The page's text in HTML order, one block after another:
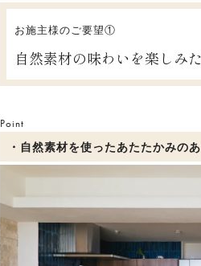
お施主様のご要望①
自然素材の味わいを楽しみ
Point
・自然素材を使ったあたたかみの